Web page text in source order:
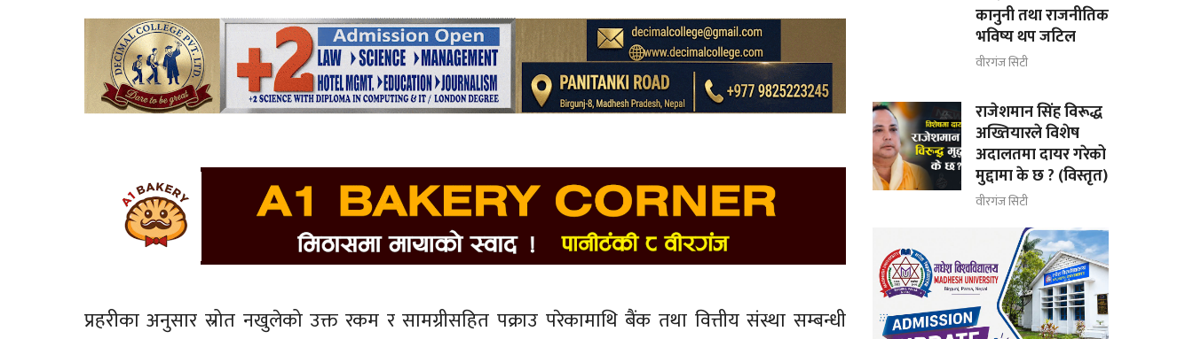
प्रहरीका अनुसार स्रोत नखुलेको उक्त रकम र सामग्रीसहित पक्राउ परेकामाथि बैंक तथा वित्तीय संस्था सम्बन्धी
कानुनी तथा राजनीतिक
भविष्य थप जटिल
वीरगंज सिटी
राजेशमान सिंह विरूद्ध
अख्तियारले विशेष
अदालतमा दायर गरेको
मुद्दामा के छ ? (विस्तृत)
वीरगंज सिटी